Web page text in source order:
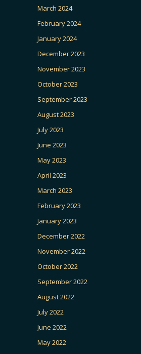
March 2024
February 2024
January 2024
December 2023
November 2023
October 2023
September 2023
August 2023
July 2023
June 2023
May 2023
April 2023
March 2023
February 2023
January 2023
December 2022
November 2022
October 2022
September 2022
August 2022
July 2022
June 2022
May 2022